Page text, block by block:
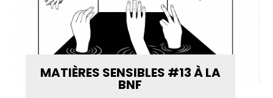
MATIÈRES SENSIBLES #13 À LA
BNF